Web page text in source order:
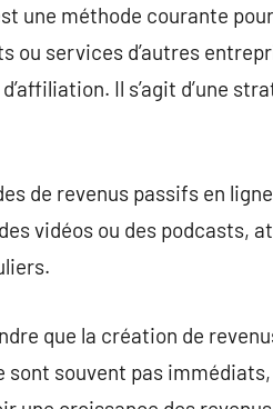
une méthode courante
ou services d’autres
Il s’agit d’une
de revenus passifs en
vidéos ou des
que la création de
sont souvent pas